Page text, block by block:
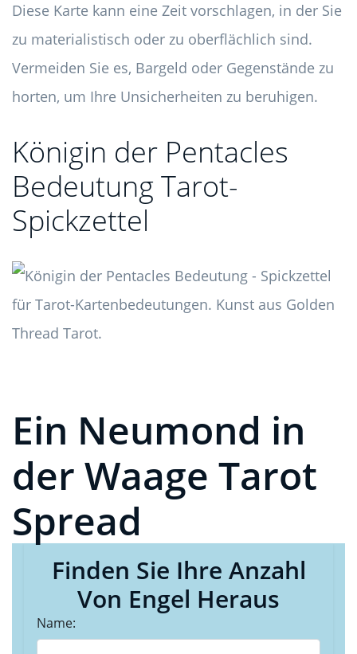
Diese Karte kann eine Zeit vorschlagen, in der Sie
zu materialistisch oder zu oberflächlich sind.
Vermeiden Sie es, Bargeld oder Gegenstände zu
horten, um Ihre Unsicherheiten zu beruhigen.
Königin der Pentacles
Bedeutung Tarot-
Spickzettel
Ein Neumond in
der Waage Tarot
Spread
Finden Sie Ihre Anzahl
Von Engel Heraus
Name: